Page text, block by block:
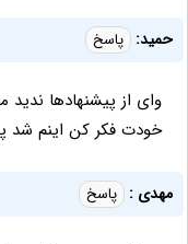
حمید: پاسخ
وای از پیشنهادها
خودت فکر کن اینم شد پیشنهاد
مهدی : پاسخ